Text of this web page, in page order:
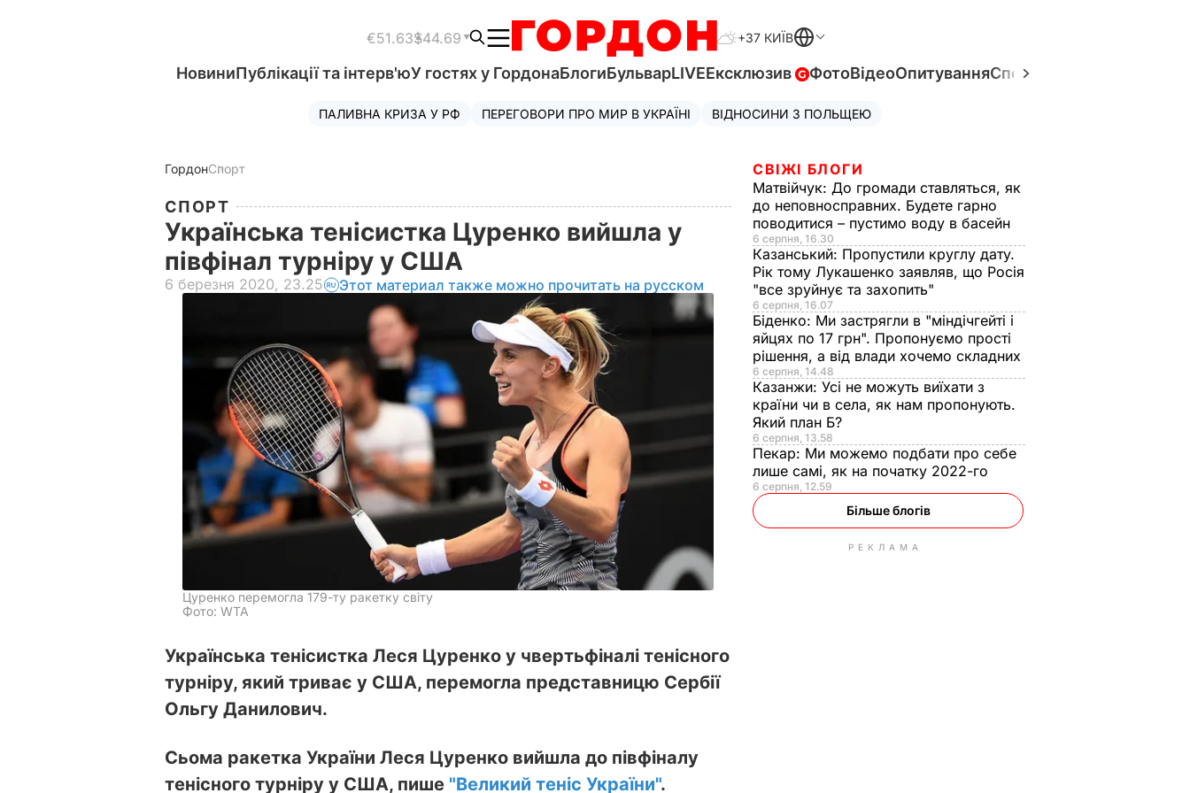
€51.63$44.69 +37 КИЇВ
НовиниПублікації та інтерв'юУ гостях у ГордонаБлогиБульварLIVEЕксклюзив ФотоВідеоОпитуванняСпецпроєкти
ПАЛИВНА КРИЗА У РФ ПЕРЕГОВОРИ ПРО МИР В УКРАЇНІ ВІДНОСИНИ З ПОЛЬЩЕЮ
ГордонСпорт
СПОРТ
Українська тенісистка Цуренко вийшла у
півфінал турніру у США
6 березня 2020, 23.25 Этот материал также можно прочитать на русском
Цуренко перемогла 179-ту ракетку світу
Фото: WTA
Українська тенісистка Леся Цуренко у чвертьфіналі тенісного
турніру, який триває у США, перемогла представницю Сербії
Ольгу Данилович.
Сьома ракетка України Леся Цуренко вийшла до півфіналу
тенісного турніру у США, пише "Великий теніс України".
СВІЖІ БЛОГИ
Матвійчук: До громади ставляться, як
до неповносправних. Будете гарно
поводитися – пустимо воду в басейн
6 серпня, 16.30
Казанський: Пропустили круглу дату.
Рік тому Лукашенко заявляв, що Росія
"все зруйнує та захопить"
6 серпня, 16.07
Біденко: Ми застрягли в "міндічгейті і
яйцях по 17 грн". Пропонуємо прості
рішення, а від влади хочемо складних
6 серпня, 14.48
Казанжи: Усі не можуть виїхати з
країни чи в села, як нам пропонують.
Який план Б?
6 серпня, 13.58
Пекар: Ми можемо подбати про себе
лише самі, як на початку 2022-го
6 серпня, 12.59
Більше блогів
РЕКЛАМА